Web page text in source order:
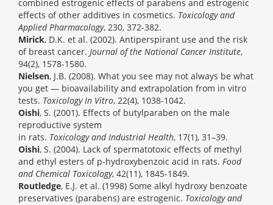
combined estrogenic effects of parabens and estrogenic
effects of other additives in cosmetics. Toxicology and
Applied Pharmacology, 230, 372-382.
Mirick, D.K. et al. (2002). Antiperspirant use and the risk
of breast cancer. Journal of the National Cancer Institute,
94(2), 1578-1580.
Nielsen, J.B. (2008). What you see may not always be what
you get — bioavailability and extrapolation from in vitro
tests. Toxicology In Vitro, 22(4), 1038-1042.
Oishi, S. (2001). Effects of butylparaben on the male
reproductive system
in rats. Toxicology and Industrial Health, 17(1), 31–39.
Oishi, S. (2004). Lack of spermatotoxic effects of methyl
and ethyl esters of p-hydroxybenzoic acid in rats. Food
and Chemical Toxicology, 42(11), 1845-1849.
Routledge, E.J. et al. (1998) Some alkyl hydroxy benzoate
preservatives (parabens) are estrogenic. Toxicology and